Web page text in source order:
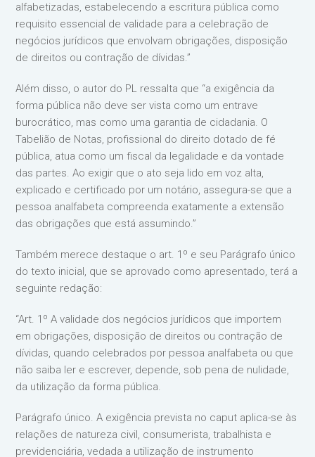
alfabetizadas, estabelecendo a escritura pública como
requisito essencial de validade para a celebração de
negócios jurídicos que envolvam obrigações, disposição
de direitos ou contração de dívidas.”
Além disso, o autor do PL ressalta que “a exigência da
forma pública não deve ser vista como um entrave
burocrático, mas como uma garantia de cidadania. O
Tabelião de Notas, profissional do direito dotado de fé
pública, atua como um fiscal da legalidade e da vontade
das partes. Ao exigir que o ato seja lido em voz alta,
explicado e certificado por um notário, assegura-se que a
pessoa analfabeta compreenda exatamente a extensão
das obrigações que está assumindo.”
Também merece destaque o art. 1º e seu Parágrafo único
do texto inicial, que se aprovado como apresentado, terá a
seguinte redação:
“Art. 1º A validade dos negócios jurídicos que importem
em obrigações, disposição de direitos ou contração de
dívidas, quando celebrados por pessoa analfabeta ou que
não saiba ler e escrever, depende, sob pena de nulidade,
da utilização da forma pública.
Parágrafo único. A exigência prevista no caput aplica-se às
relações de natureza civil, consumerista, trabalhista e
previdenciária, vedada a utilização de instrumento